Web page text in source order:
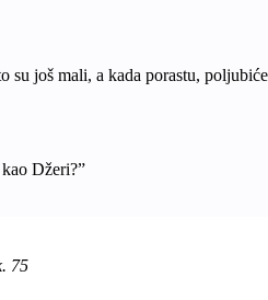
su još mali, a kada porastu,
Džeri?”
75